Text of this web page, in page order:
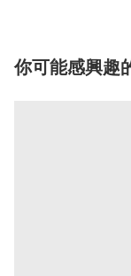
你可能感興趣